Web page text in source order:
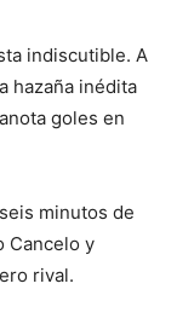
indiscutible. A
hazaña inédita
goles en
minutos de
Cancelo y
rival.